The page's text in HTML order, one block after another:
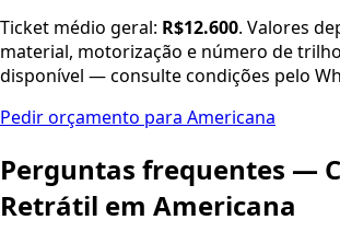
Ticket médio geral: R$12.600. Valores
material, motorização e número de
disponível — consulte condições pelo
Pedir orçamento para Americana
Perguntas frequentes —
Retrátil em Americana